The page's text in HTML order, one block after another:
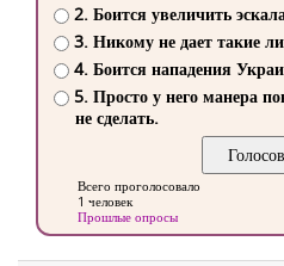
2. Боится увеличить
3. Никому не дает такие
4. Боится нападения
5. Просто у него манера
не сделать.
Всего проголосовало
1 человек
Прошлые опросы